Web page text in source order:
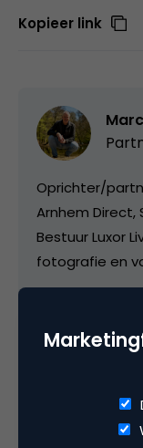
Kopieer link
Oprichter/
Arnhem Direct,
Bestuur Luxor
fotografie en